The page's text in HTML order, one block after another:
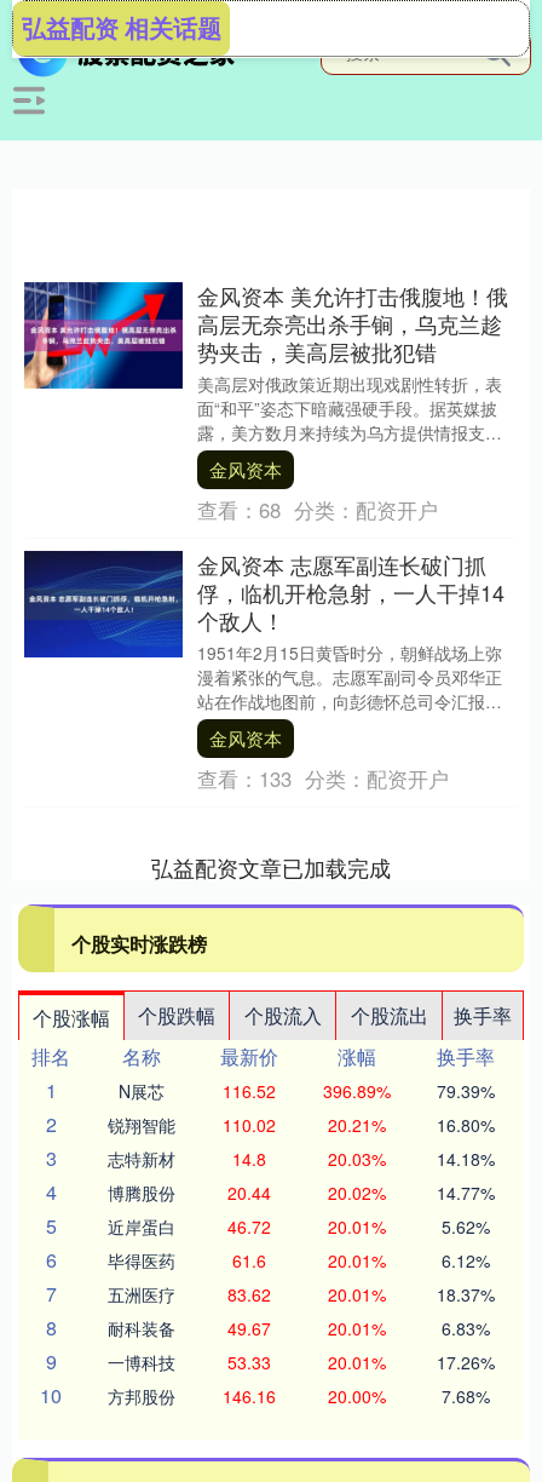
弘益配资 相关话题
金风资本 美允许打击俄腹地！俄
高层无奈亮出杀手锏，乌克兰趁
势夹击，美高层被批犯错
美高层对俄政策近期出现戏剧性转折，表
面“和平”姿态下暗藏强硬手段。据英媒披
露，美方数月来持续为乌方提供情报支
持，协助其精准打击俄能源设施，甚至提
及“打击莫斯科”....
金风资本
查看： 68 分类： 配资开户
金风资本 志愿军副连长破门抓
俘，临机开枪急射，一人干掉14
个敌人！
1951年2月15日黄昏时分，朝鲜战场上弥
漫着紧张的气息。志愿军副司令员邓华正
站在作战地图前，向彭德怀总司令汇报作
战计划，建议在次日夜间对砥平里发起总
攻，一举拿....
金风资本
查看： 133 分类： 配资开户
弘益配资文章已加载完成
个股实时涨跌榜
个股涨幅 个股跌幅 个股流入 个股流出
换手率
排名
名称 最新价 涨幅
换手率
1
N展芯 116.52 396.89% 79.39%
2 锐翔智能 110.02 20.21% 16.80%
3 志特新材 14.8 20.03% 14.18%
4 博腾股份 20.44 20.02% 14.77%
5 近岸蛋白 46.72 20.01% 5.62%
6 毕得医药 61.6 20.01% 6.12%
7 五洲医疗 83.62 20.01% 18.37%
8 耐科装备 49.67 20.01% 6.83%
9 一博科技 53.33 20.01% 17.26%
10 方邦股份 146.16 20.00% 7.68%